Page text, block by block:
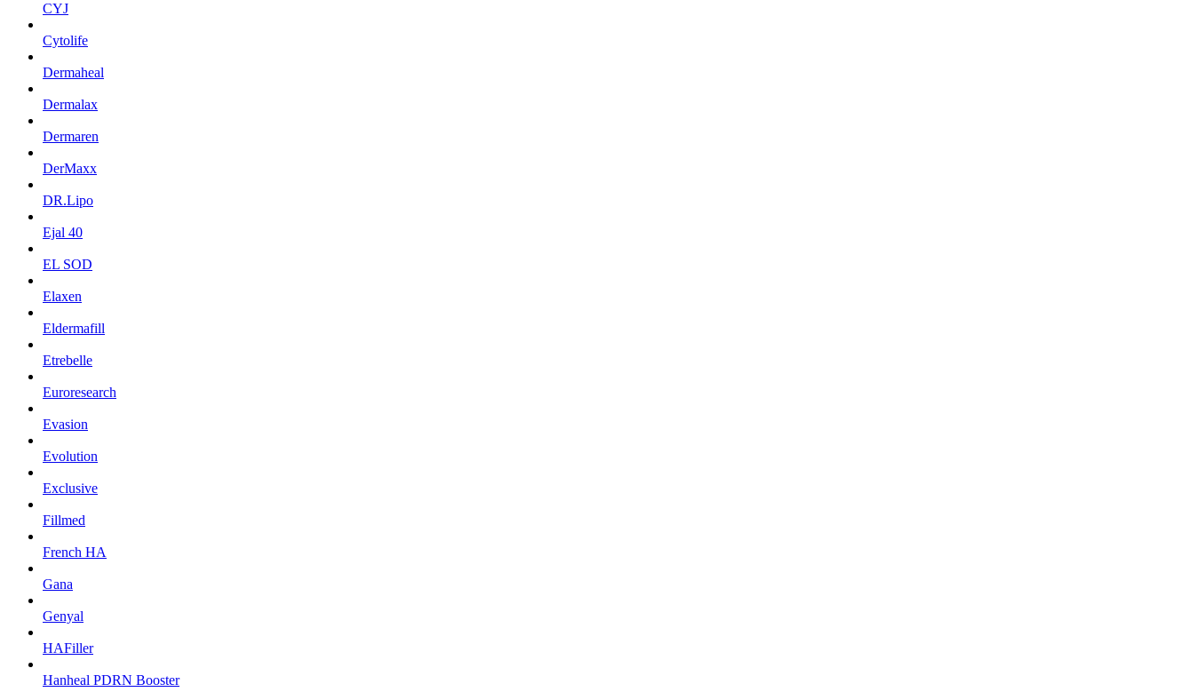
CYJ
Cytolife
Dermaheal
Dermalax
Dermaren
DerMaxx
DR.Lipo
Ejal 40
EL SOD
Elaxen
Eldermafill
Etrebelle
Euroresearch
Evasion
Evolution
Exclusive
Fillmed
French HA
Gana
Genyal
HAFiller
Hanheal PDRN Booster